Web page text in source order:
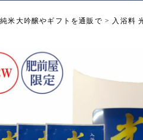
米大吟醸やギフトを通販で 入浴料